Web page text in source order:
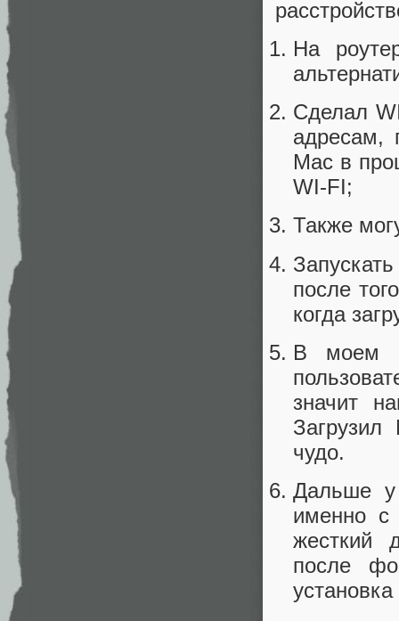
На
Сделал
адресам,
Mac в
WI-FI;
Также
после
когда
В моем
значит
Загрузил
чудо.
Дальше у
именно с
жесткий
после